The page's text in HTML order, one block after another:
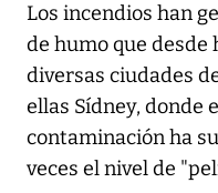
Los incendios han
de humo que desde
diversas ciudades
ellas Sídney, donde
contaminación ha
veces el nivel de